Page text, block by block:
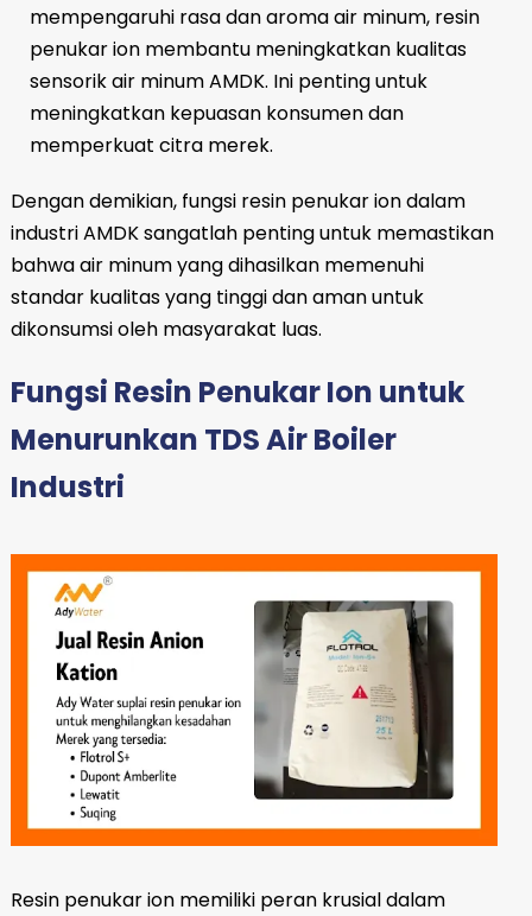
mempengaruhi rasa dan aroma air minum, resin
penukar ion membantu meningkatkan kualitas
sensorik air minum AMDK. Ini penting untuk
meningkatkan kepuasan konsumen dan
memperkuat citra merek.
Dengan demikian, fungsi resin penukar ion dalam
industri AMDK sangatlah penting untuk memastikan
bahwa air minum yang dihasilkan memenuhi
standar kualitas yang tinggi dan aman untuk
dikonsumsi oleh masyarakat luas.
Fungsi Resin Penukar Ion untuk
Menurunkan TDS Air Boiler
Industri
Resin penukar ion memiliki peran krusial dalam